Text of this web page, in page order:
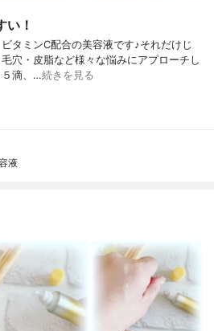
い！
タミンC配合の美容液です♪それだけじ
穴・皮脂など様々な悩みにアプローチし
５滴、…続きを見る
液